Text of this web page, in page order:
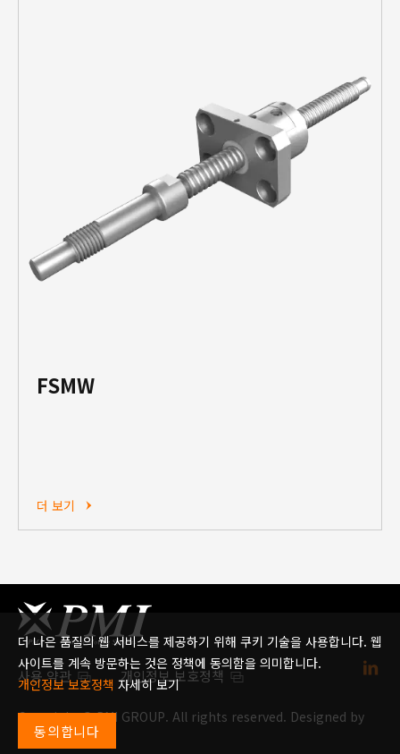
FSMW
더 보기
Copyright © PMI GROUP. All rights reserved. Designed by
Weya.
사용 약관 개인정보 보호정책
더 나은 품질의 웹 서비스를 제공하기 위해 쿠키 기술을 사용합니다. 웹
사이트를 계속 방문하는 것은 정책에 동의함을 의미합니다.
개인정보 보호정책 자세히 보기
동의합니다